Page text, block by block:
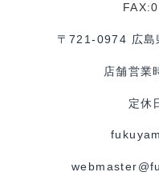
〒721-0974 広島
店舗営
定休